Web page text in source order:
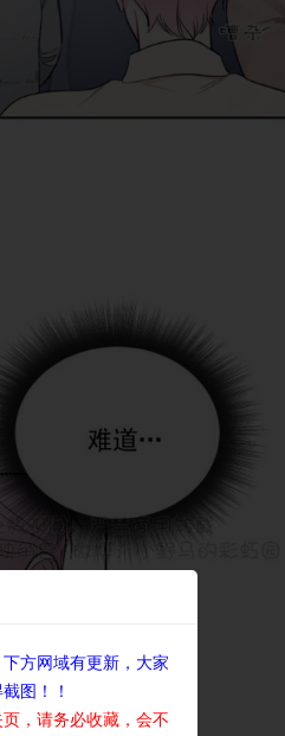
方网域有更新，大家
图！！
，请务必收藏，会不